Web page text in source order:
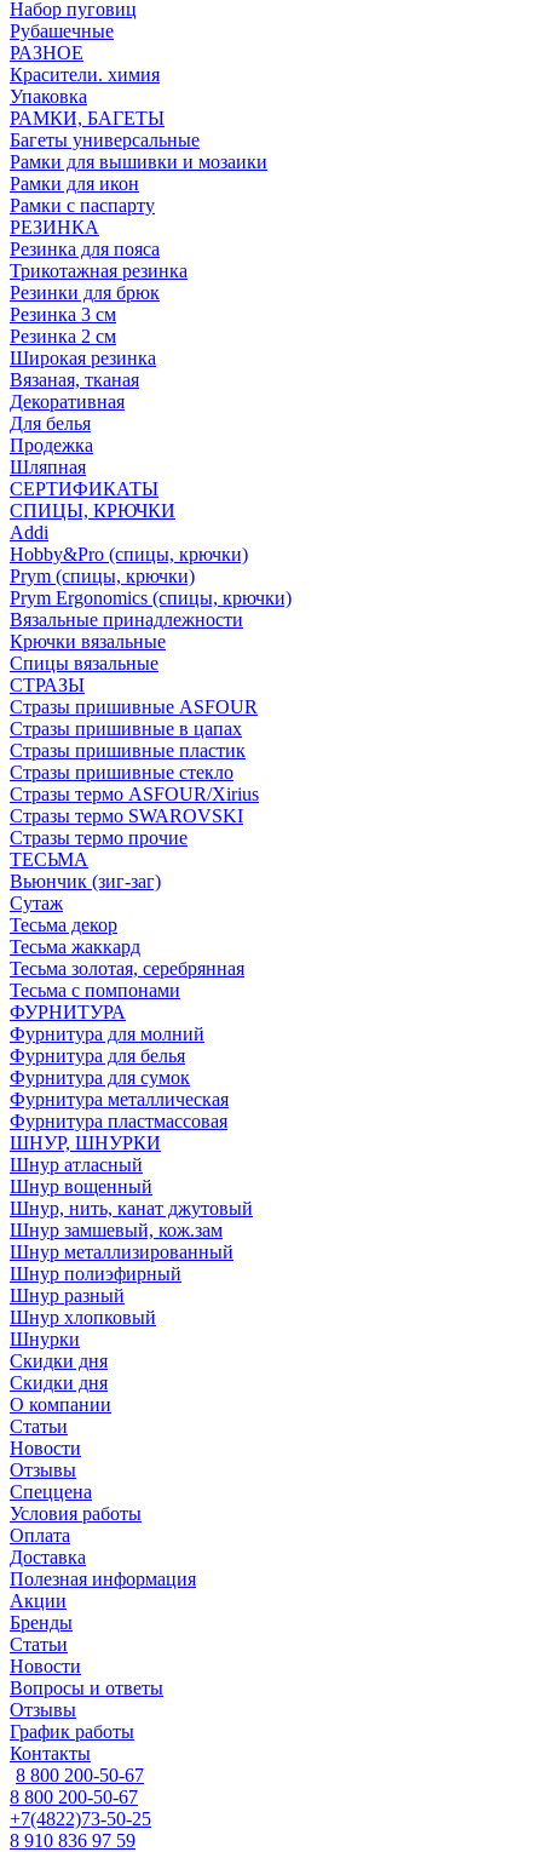
Набор пуговиц
Рубашечные
РАЗНОЕ
Красители. химия
Упаковка
РАМКИ, БАГЕТЫ
Багеты универсальные
Рамки для вышивки и мозаики
Рамки для икон
Рамки с паспарту
РЕЗИНКА
Резинка для пояса
Трикотажная резинка
Резинки для брюк
Резинка 3 см
Резинка 2 см
Широкая резинка
Вязаная, тканая
Декоративная
Для белья
Продежка
Шляпная
СЕРТИФИКАТЫ
СПИЦЫ, КРЮЧКИ
Addi
Hobby&Pro (спицы, крючки)
Prym (спицы, крючки)
Prym Ergonomics (спицы, крючки)
Вязальные принадлежности
Крючки вязальные
Спицы вязальные
СТРАЗЫ
Стразы пришивные ASFOUR
Стразы пришивные в цапах
Стразы пришивные пластик
Стразы пришивные стекло
Стразы термо ASFOUR/Xirius
Стразы термо SWAROVSKI
Стразы термо прочие
ТЕСЬМА
Вьюнчик (зиг-заг)
Сутаж
Тесьма декор
Тесьма жаккард
Тесьма золотая, серебрянная
Тесьма с помпонами
ФУРНИТУРА
Фурнитура для молний
Фурнитура для белья
Фурнитура для сумок
Фурнитура металлическая
Фурнитура пластмассовая
ШНУР, ШНУРКИ
Шнур атласный
Шнур вощенный
Шнур, нить, канат джутовый
Шнур замшевый, кож.зам
Шнур металлизированный
Шнур полиэфирный
Шнур разный
Шнур хлопковый
Шнурки
Скидки дня
Скидки дня
О компании
Статьи
Новости
Отзывы
Спеццена
Условия работы
Оплата
Доставка
Полезная информация
Акции
Бренды
Статьи
Новости
Вопросы и ответы
Отзывы
График работы
Контакты
8 800 200-50-67
8 800 200-50-67
+7(4822)73-50-25
8 910 836 97 59